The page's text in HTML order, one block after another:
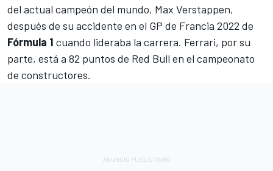
del actual campeón del mundo, Max Verstappen,
después de su accidente en el GP de Francia 2022 de
Fórmula 1 cuando lideraba la carrera. Ferrari, por su
parte, está a 82 puntos de Red Bull en el campeonato
de constructores.